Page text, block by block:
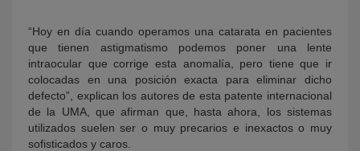
“Hoy en día cuando operamos una catarata en pacientes
que tienen astigmatismo podemos poner una lente
intraocular que corrige esta anomalía, pero tiene que ir
colocadas en una posición exacta para eliminar dicho
defecto”, explican los autores de esta patente internacional
de la UMA, que afirman que, hasta ahora, los sistemas
utilizados suelen ser o muy precarios e inexactos o muy
sofisticados y caros.